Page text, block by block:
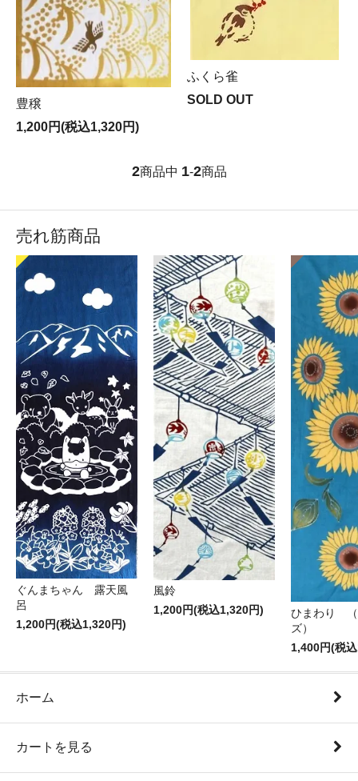
豊穣
1,200円(税込1,320円)
ふくら雀
SOLD OUT
2商品中 1-2商品
売れ筋商品
ぐんまちゃん 露天風
呂
1,200円(税込1,320円)
風鈴
1,200円(税込1,320円)
ひまわり （
ズ）
1,400円(税
ホーム
カートを見る